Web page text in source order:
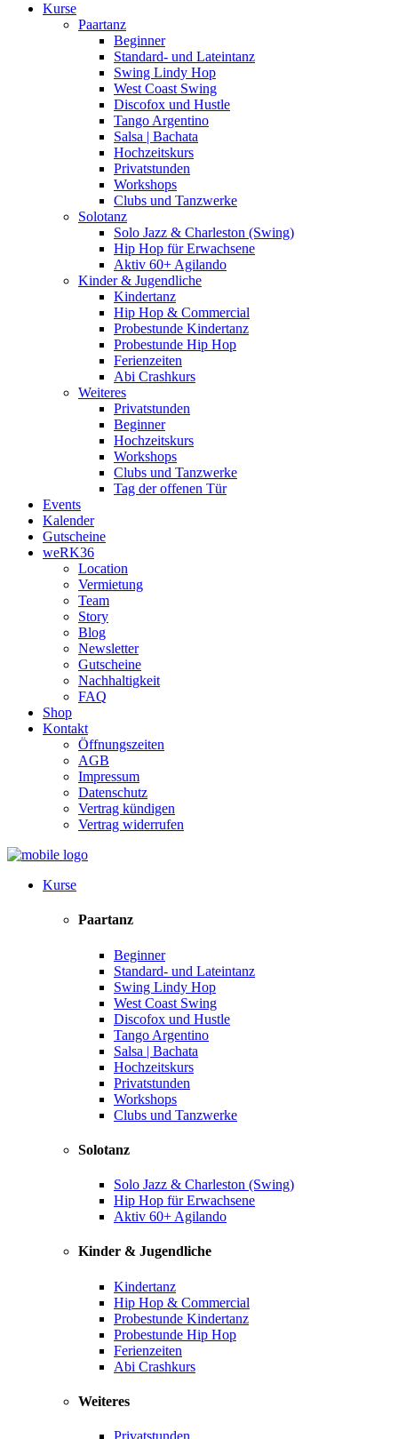
Kurse
Paartanz
Beginner
Standard- und Lateintanz
Swing Lindy Hop
West Coast Swing
Discofox und Hustle
Tango Argentino
Salsa | Bachata
Hochzeitskurs
Privatstunden
Workshops
Clubs und Tanzwerke
Solotanz
Solo Jazz & Charleston (Swing)
Hip Hop für Erwachsene
Aktiv 60+ Agilando
Kinder & Jugendliche
Kindertanz
Hip Hop & Commercial
Probestunde Kindertanz
Probestunde Hip Hop
Ferienzeiten
Abi Crashkurs
Weiteres
Privatstunden
Beginner
Hochzeitskurs
Workshops
Clubs und Tanzwerke
Tag der offenen Tür
Events
Kalender
Gutscheine
weRK36
Location
Vermietung
Team
Story
Blog
Newsletter
Gutscheine
Nachhaltigkeit
FAQ
Shop
Kontakt
Öffnungszeiten
AGB
Impressum
Datenschutz
Vertrag kündigen
Vertrag widerrufen
Kurse
Paartanz
Beginner
Standard- und Lateintanz
Swing Lindy Hop
West Coast Swing
Discofox und Hustle
Tango Argentino
Salsa | Bachata
Hochzeitskurs
Privatstunden
Workshops
Clubs und Tanzwerke
Solotanz
Solo Jazz & Charleston (Swing)
Hip Hop für Erwachsene
Aktiv 60+ Agilando
Kinder & Jugendliche
Kindertanz
Hip Hop & Commercial
Probestunde Kindertanz
Probestunde Hip Hop
Ferienzeiten
Abi Crashkurs
Weiteres